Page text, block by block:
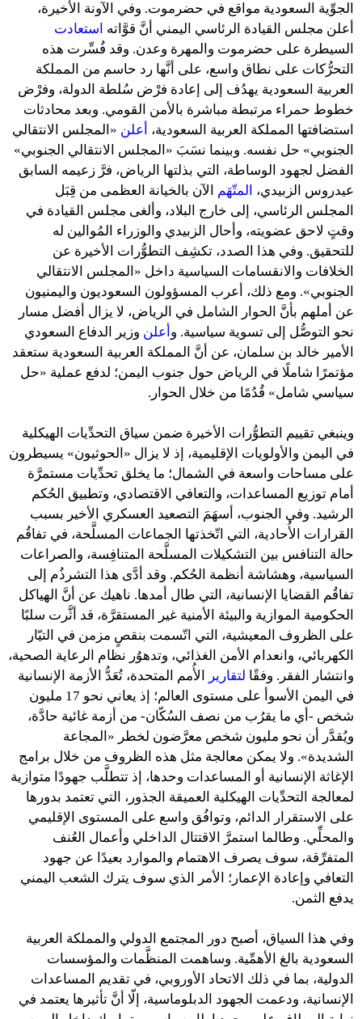
الجوِّية السعودية مواقع في حضرموت. وفي الآونة الأخيرة،
أعلن مجلس القيادة الرئاسي اليمني أنَّ قوَّاته استعادت
السيطرة على حضرموت والمهرة وعدن. وقد فُسِّرت هذه
التحرُّكات على نطاق واسع، على أنَّها رد حاسم من المملكة
العربية السعودية يهدُف إلى إعادة فرْض سُلطة الدولة، وفرْض
خطوط حمراء مرتبطة مباشرة بالأمن القومي. وبعد محادثات
استضافتها المملكة العربية السعودية، أعلن «المجلس الانتقالي
الجنوبي» حل نفسه. وبينما نسَبَ «المجلس الانتقالي الجنوبي»
الفضل لجهود الوساطة، التي بذلتها الرياض، فرَّ زعيمه السابق
عيدروس الزبيدي، المتّهَم الآن بالخيانة العظمى من قِبَل
المجلس الرئاسي، إلى خارج البلاد، وألغى مجلس القيادة في
وقتٍ لاحق عضويته، وأحال الزبيدي والوزراء المُوالين له
للتحقيق. وفي هذا الصدد، تكشِف التطوُّرات الأخيرة عن
الخلافات والانقسامات السياسية داخل «المجلس الانتقالي
الجنوبي». ومع ذلك، أعرب المسؤولون السعوديون واليمنيون
عن أملهم بأنَّ الحوار الشامل في الرياض، لا يزال أفضل مسار
نحو التوصُّل إلى تسوية سياسية. و أعلن وزير الدفاع السعودي
الأمير خالد بن سلمان، عن أنَّ المملكة العربية السعودية ستعقد
مؤتمرًا شاملًا في الرياض حول جنوب اليمن؛ لدفع عملية «حل
سياسي شامل» قُدُمًا من خلال الحوار.
وينبغي تقييم التطوُّرات الأخيرة ضمن سياق التحدِّيات الهيكلية
في اليمن والأولويات الإقليمية، إذ لا يزال «الحوثيون» يسيطرون
على مساحات واسعة في الشمال؛ ما يخلق تحدِّيات مستمرَّة
أمام توزيع المساعدات، والتعافي الاقتصادي، وتطبيق الحُكم
الرشيد. وفي الجنوب، أسهَمَ التصعيد العسكري الأخير بسبب
القرارات الأُحادية، التي اتّخذتها الجماعات المسلَّحة، في تفاقُم
حالة التنافس بين التشكيلات المسلَّحة المتنافِسة، والصراعات
السياسية، وهشاشة أنظمة الحُكم. وقد أدَّى هذا التشرذُم إلى
تفاقُم القضايا الإنسانية، التي طال أمدها. ناهيك عن أنَّ الهياكل
الحكومية الموازية والبيئة الأمنية غير المستقرَّة، قد أثَّرت سلبًا
على الظروف المعيشية، التي اتّسمت بنقصٍ مزمن في التيّار
الكهربائي، وانعدام الأمن الغذائي، وتدهوُر نظام الرعاية الصحية،
وانتشار الفقر. وفقًا لتقارير
الأُمم المتحدة، تُعَدُّ الأزمة الإنسانية
في اليمن الأسوأ على مستوى العالم؛ إذ يعاني نحو 17 مليون
شخص -أي ما يقرُب من نصف السُكّان- من أزمة غائية حادَّة،
ويُقدَّر أن نحو مليون شخص معرَّضون لخطر «المجاعة
الشديدة». ولا يمكن معالجة مثل هذه الظروف من خلال برامج
الإغاثة الإنسانية أو المساعدات وحدها، إذ تتطلَّب جهودًا متوازية
لمعالجة التحدِّيات الهيكلية العميقة الجذور، التي تعتمد بدورها
على الاستقرار الدائم، وتوافُق واسع على المستوى الإقليمي
والمحلِّي. وطالما استمرَّ الاقتتال الداخلي وأعمال العُنف
المتفرِّقة، سوف يصرف الاهتمام والموارد بعيدًا عن جهود
التعافي وإعادة الإعمار؛ الأمر الذي سوف يترك الشعب اليمني
يدفع الثمن.
وفي هذا السياق، أصبح دور المجتمع الدولي والمملكة العربية
السعودية بالغ الأهمِّية. وساهمت المنظَّمات والمؤسسات
الدولية، بما في ذلك الاتحاد الأوروبي، في تقديم المساعدات
الإنسانية، ودعمت الجهود الدبلوماسية، إلّا أنَّ تأثيرها يعتمد في